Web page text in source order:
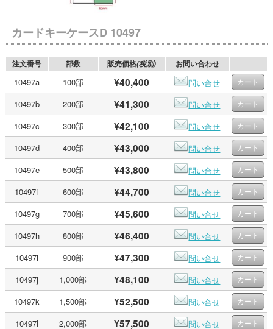
カードキーケースD 10497
注文番号 部数 販売価格(税別) お問い合わせ
10497a 100部 ¥40,400
問い合せ
10497b
200部 ¥41,300
問い合せ
10497c
300部 ¥42,100
問い合せ
10497d
400部 ¥43,000
問い合せ
10497e
500部 ¥43,800
問い合せ
10497f
600部 ¥44,700
問い合せ
10497g
700部 ¥45,600
問い合せ
10497h
800部 ¥46,400
問い合せ
10497i
900部 ¥47,300
問い合せ
10497j
1,000部 ¥48,100
問い合せ
10497k
1,500部 ¥52,500
問い合せ
10497l
2,000部 ¥57,500
問い合せ